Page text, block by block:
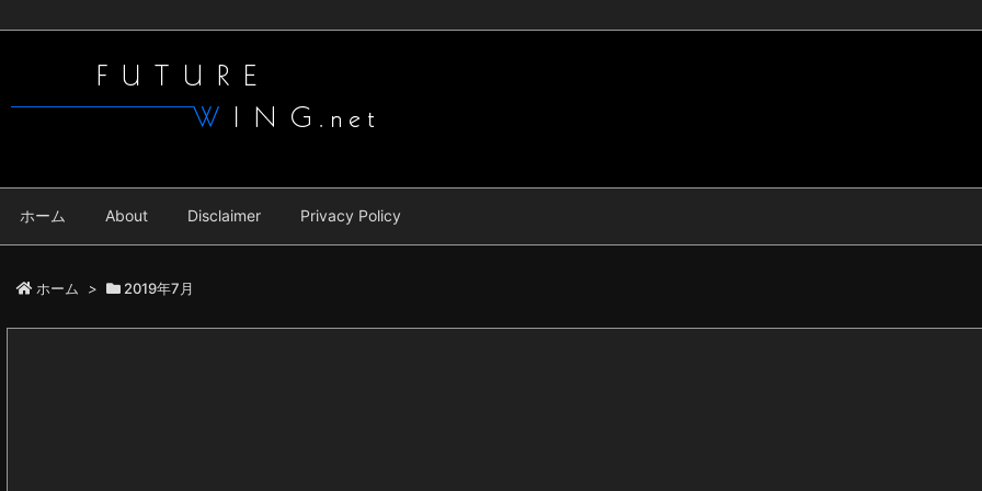
ホーム About Disclaimer Privacy Policy
ホーム > 2019年7月